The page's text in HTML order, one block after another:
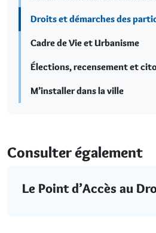
Droits et démarches des
Cadre de Vie et Urbanisme
Élections, recensement et
M’installer dans la ville
Consulter également
Le Point d’Accès au